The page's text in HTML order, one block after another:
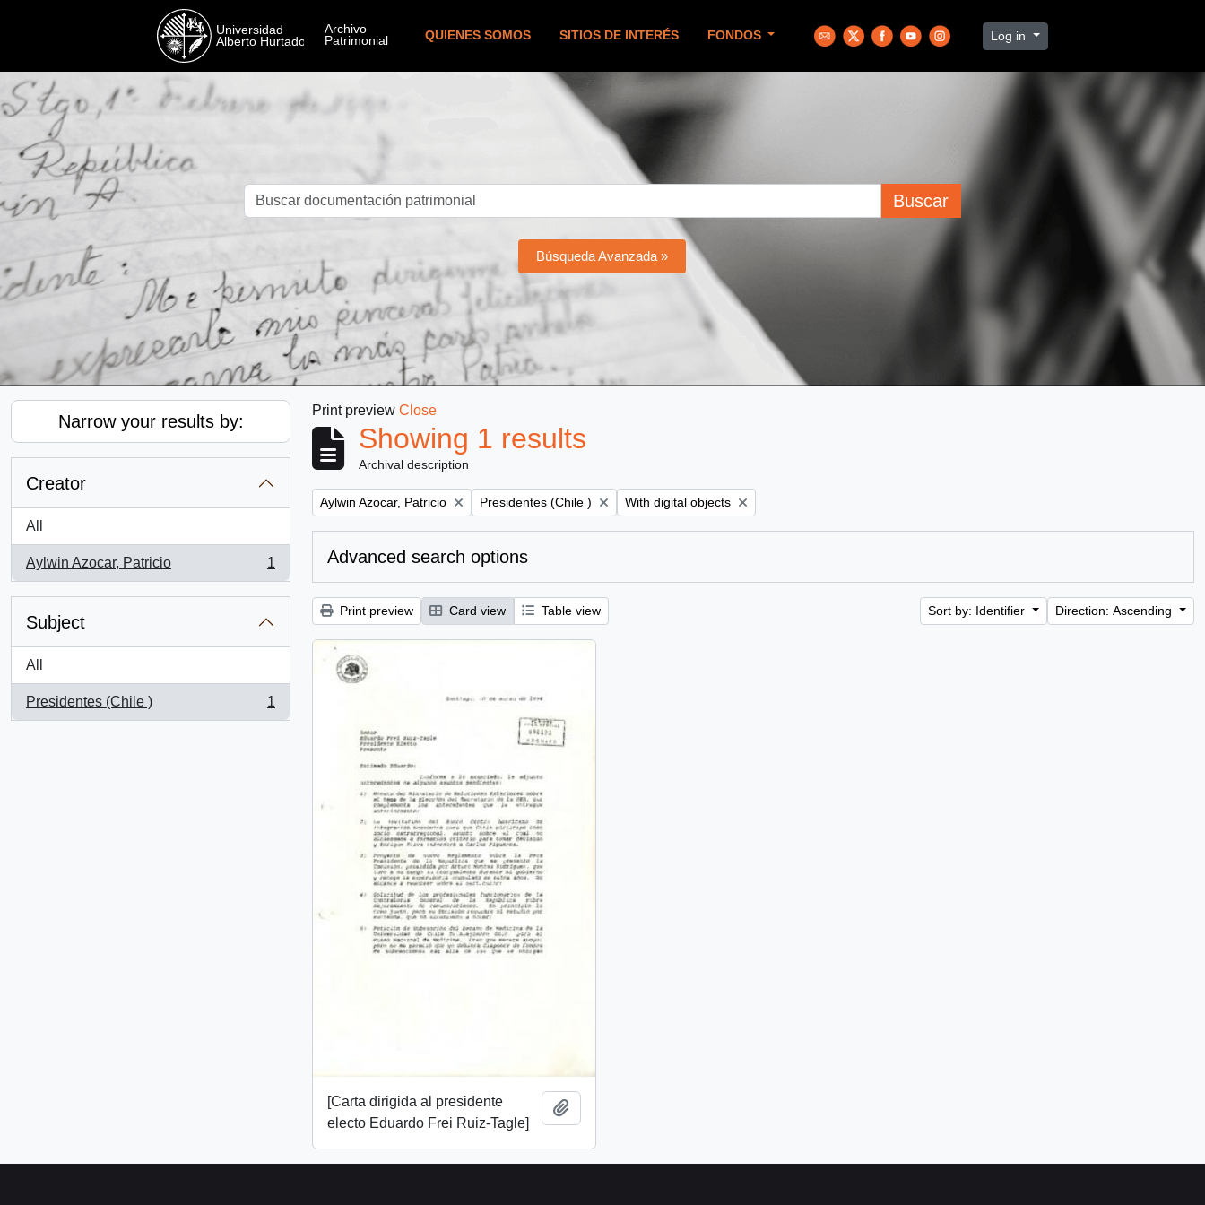
QUIENES SOMOS SITIOS DE INTERÉS FONDOS Log in
Buscar
Búsqueda Avanzada »
Narrow your results by:
Creator
All
Aylwin Azocar, Patricio
, 1 results
1
Subject
All
Presidentes (Chile )
, 1 results
1
Print preview Close
Showing 1 results
Archival description
Remove filter:
Aylwin Azocar, Patricio Remove filter:
Presidentes (Chile ) Remove filter:
With digital objects
Advanced search options
Print preview Card view Table view Sort by: Identifier Direction: Ascending
[Carta dirigida al presidente
electo Eduardo Frei Ruiz-Tagle]